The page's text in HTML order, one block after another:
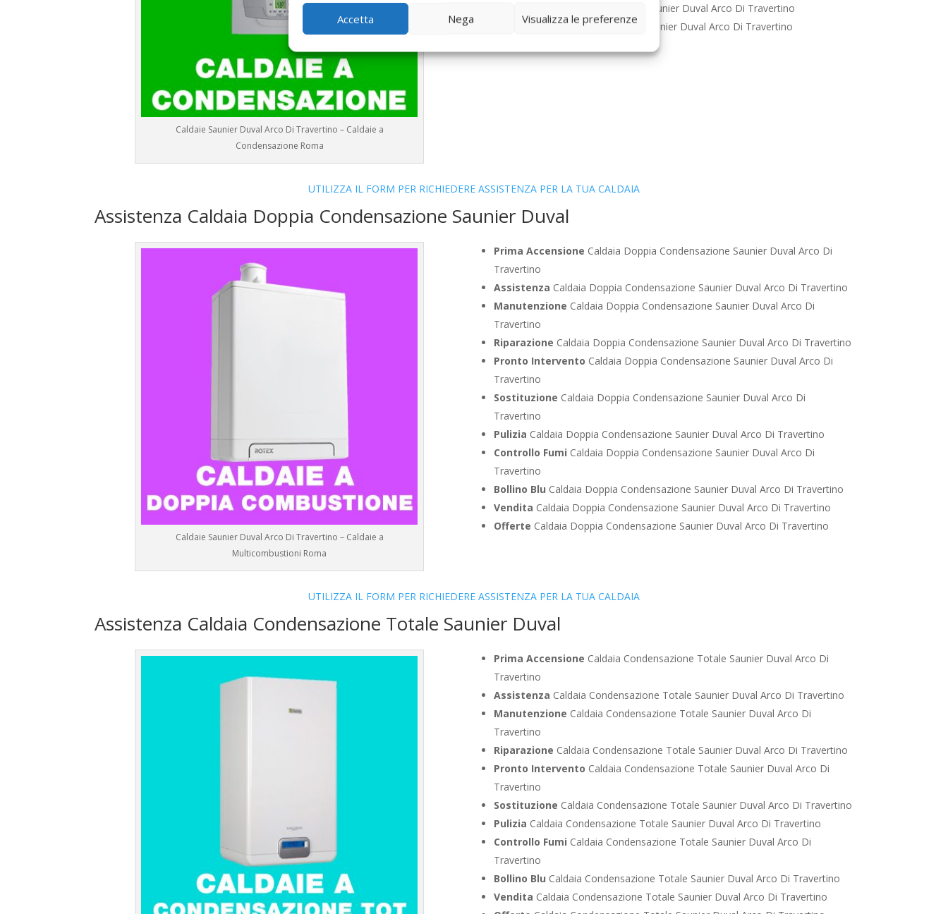
Accetta Nega Visualizza le preferenze
Caldaie Saunier Duval Arco Di Travertino – Caldaie a
Condensazione Roma
Caldaia Condensazione Saunier Duval Arco Di Travertino
OfferteCaldaia Condensazione Saunier Duval Arco Di Travertino
UTILIZZA IL FORM PER RICHIEDERE ASSISTENZA PER LA TUA CALDAIA
Assistenza Caldaia Doppia Condensazione Saunier Duval
Caldaie Saunier Duval Arco Di Travertino – Caldaie a
Multicombustioni Roma
Prima Accensione Caldaia Doppia Condensazione Saunier Duval Arco Di
Travertino
Assistenza Caldaia Doppia Condensazione Saunier Duval Arco Di Travertino
Manutenzione Caldaia Doppia Condensazione Saunier Duval Arco Di
Travertino
Riparazione Caldaia Doppia Condensazione Saunier Duval Arco Di Travertino
Pronto Intervento Caldaia Doppia Condensazione Saunier Duval Arco Di
Travertino
Sostituzione Caldaia Doppia Condensazione Saunier Duval Arco Di
Travertino
Pulizia Caldaia Doppia Condensazione Saunier Duval Arco Di Travertino
Controllo Fumi Caldaia Doppia Condensazione Saunier Duval Arco Di
Travertino
Bollino Blu Caldaia Doppia Condensazione Saunier Duval Arco Di Travertino
Vendita Caldaia Doppia Condensazione Saunier Duval Arco Di Travertino
Offerte Caldaia Doppia Condensazione Saunier Duval Arco Di Travertino
UTILIZZA IL FORM PER RICHIEDERE ASSISTENZA PER LA TUA CALDAIA
Assistenza Caldaia Condensazione Totale Saunier Duval
Prima Accensione Caldaia Condensazione Totale Saunier Duval Arco Di
Travertino
Assistenza Caldaia Condensazione Totale Saunier Duval Arco Di Travertino
Manutenzione Caldaia Condensazione Totale Saunier Duval Arco Di
Travertino
Riparazione Caldaia Condensazione Totale Saunier Duval Arco Di Travertino
Pronto Intervento Caldaia Condensazione Totale Saunier Duval Arco Di
Travertino
Sostituzione Caldaia Condensazione Totale Saunier Duval Arco Di Travertino
Pulizia Caldaia Condensazione Totale Saunier Duval Arco Di Travertino
Controllo Fumi Caldaia Condensazione Totale Saunier Duval Arco Di
Travertino
Bollino Blu Caldaia Condensazione Totale Saunier Duval Arco Di Travertino
Vendita Caldaia Condensazione Totale Saunier Duval Arco Di Travertino